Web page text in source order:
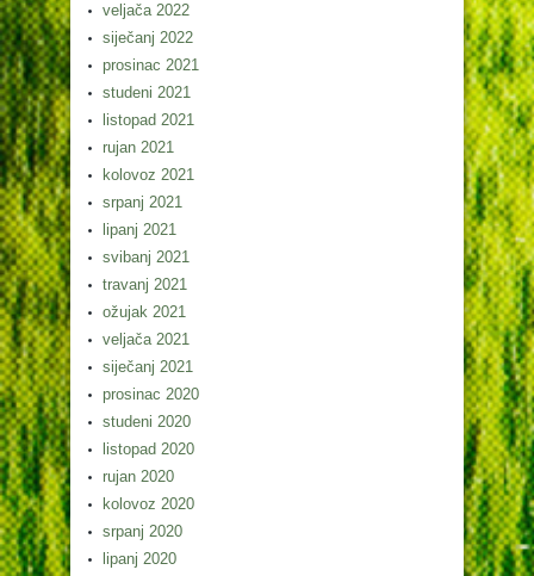
veljača 2022
siječanj 2022
prosinac 2021
studeni 2021
listopad 2021
rujan 2021
kolovoz 2021
srpanj 2021
lipanj 2021
svibanj 2021
travanj 2021
ožujak 2021
veljača 2021
siječanj 2021
prosinac 2020
studeni 2020
listopad 2020
rujan 2020
kolovoz 2020
srpanj 2020
lipanj 2020